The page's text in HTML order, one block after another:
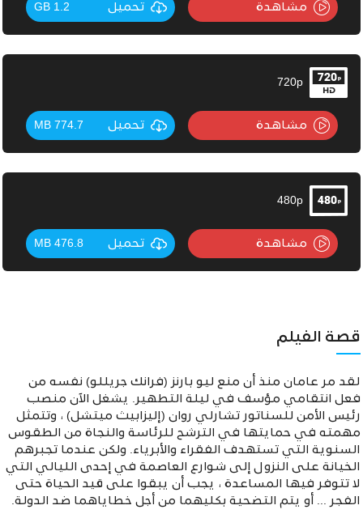
مشاهدة تحميل 1.2 GB
720p
مشاهدة تحميل 774.7 MB
480p
مشاهدة تحميل 476.8 MB
قصة الفيلم
لقد مر عامان منذ أن منع ليو بارنز (فرانك جريللو) نفسه من
فعل انتقامي مؤسف في ليلة التطهير. يشغل الآن منصب
رئيس الأمن للسناتور تشارلي روان (إليزابيث ميتشل) ، وتتمثل
مهمته في حمايتها في الترشح للرئاسة والنجاة من الطقوس
السنوية التي تستهدف الفقراء والأبرياء. ولكن عندما تجبرهم
الخيانة على النزول إلى شوارع العاصمة في إحدى الليالي التي
لا تتوفر فيها المساعدة ، يجب أن يبقوا على قيد الحياة حتى
الفجر ... أو يتم التضحية بكليهما من أجل خطاياهما ضد الدولة.